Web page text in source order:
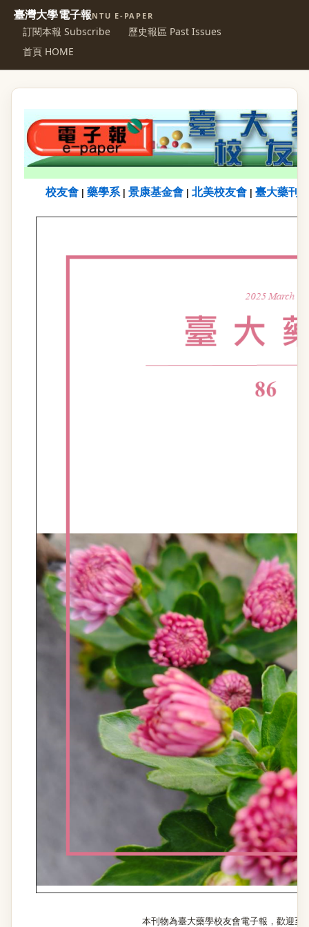
臺灣大學電子報NTU E-PAPER
訂閱本報 Subscribe
歷史報區 Past Issues
首頁 HOME
校友會 藥學系| 景康基金會 北美校友會 臺大藥刊
本刊物為臺大藥學校友會電子報，歡迎至